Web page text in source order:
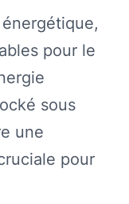
pour le
sous
une
pour